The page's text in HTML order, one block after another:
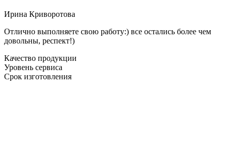
Ирина Криворотова
Отлично выполняете свою работу:) все остались более чем
довольны, респект!)
Качество продукции
Уровень сервиса
Срок изготовления